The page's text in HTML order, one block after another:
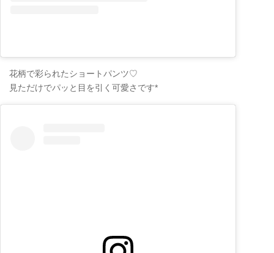
花柄で彩られたショートパンツ♡
見ただけでパッと目を引く可愛さです*